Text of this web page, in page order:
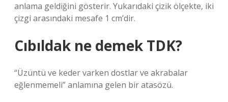
anlama geldiğini gösterir. Yukarıdaki çizik ölçekte, iki
çizgi arasındaki mesafe 1 cm’dir.
Cıbıldak ne demek TDK?
“Üzüntü ve keder varken dostlar ve akrabalar
eğlenmemeli” anlamına gelen bir atasözü.